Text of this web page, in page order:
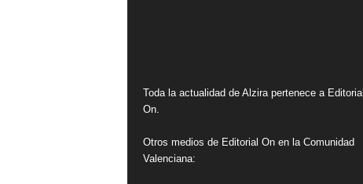
Toda la actualidad de Alzira pertenece a Editorial
On.
Otros medios de Editorial On en la Comunidad
Valenciana: